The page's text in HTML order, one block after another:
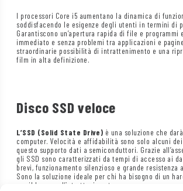
I processori Core i5 aumentano la dinamica di
soddisfacendo le esigenze degli utenti in termini di
Garantiscono un’apertura rapida di file e programmi
immediato e senza problemi tra applicazioni e
straordinarie possibilità di intrattenimento e una
film in alta definizione.
Disco SSD veloce
L’SSD (Solid State Drive) è una soluzione che
computer. Velocità e affidabilità sono solo alcuni
questo supporto dati a semiconduttori. Grazie
gli SSD sono caratterizzati da tempi di accesso ai
brevi, funzionamento silenzioso e grande resistenza
Sono la soluzione ideale per chi ha bisogno di un
per il lavoro o l’intrattenimento.